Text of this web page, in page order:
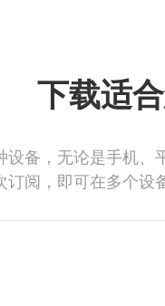
下载适
备，无论是手机、
订阅，即可在多个设